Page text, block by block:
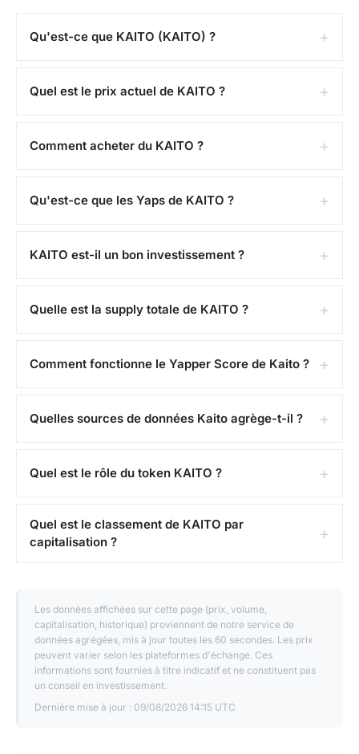
Qu'est-ce que KAITO (KAITO) ?
Quel est le prix actuel de KAITO ?
Comment acheter du KAITO ?
Qu'est-ce que les Yaps de KAITO ?
KAITO est-il un bon investissement ?
Quelle est la supply totale de KAITO ?
Comment fonctionne le Yapper Score de Kaito ?
Quelles sources de données Kaito agrège-t-il ?
Quel est le rôle du token KAITO ?
Quel est le classement de KAITO par
capitalisation ?
Les données affichées sur cette page (prix, volume,
capitalisation, historique) proviennent de notre service de
données agrégées, mis à jour toutes les 60 secondes. Les prix
peuvent varier selon les plateformes d'échange. Ces
informations sont fournies à titre indicatif et ne constituent pas
un conseil en investissement.
Dernière mise à jour : 09/08/2026 14:15 UTC